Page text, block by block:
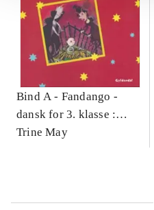
Bind A - Fandango -
dansk for 3. klasse :
grundbog -- Arbejdsbog.
Trine May